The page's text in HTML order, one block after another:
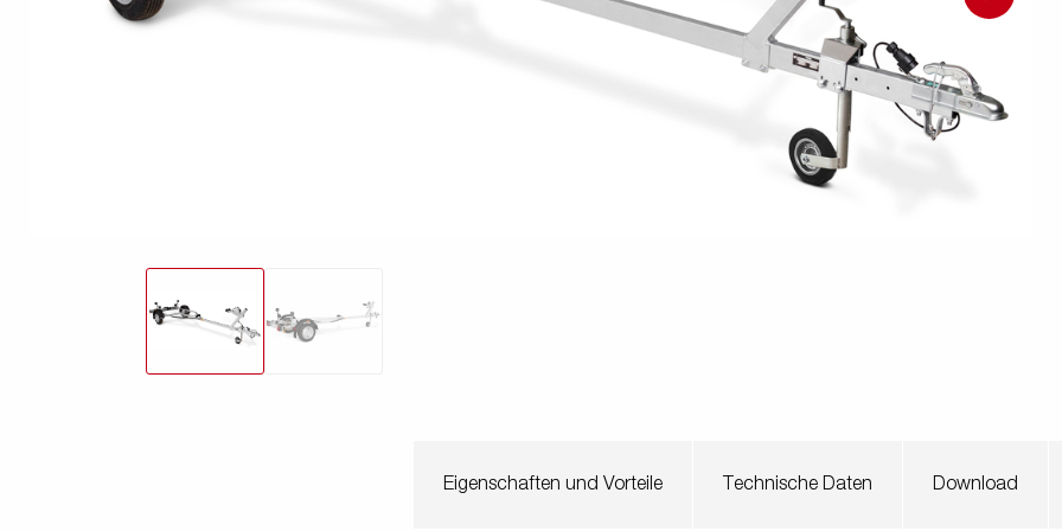
Elektrik &
Ladezubehör Laderampe Stützbein
Wenden mit einem Anhänger
Der richtige Reifendruck
Deine Checkliste vor Fahrantritt
Anschlussplan
Auf- und Abslippen
Anhänger richtig beladen
Eigenschaften und Vorteile Technische Daten Download